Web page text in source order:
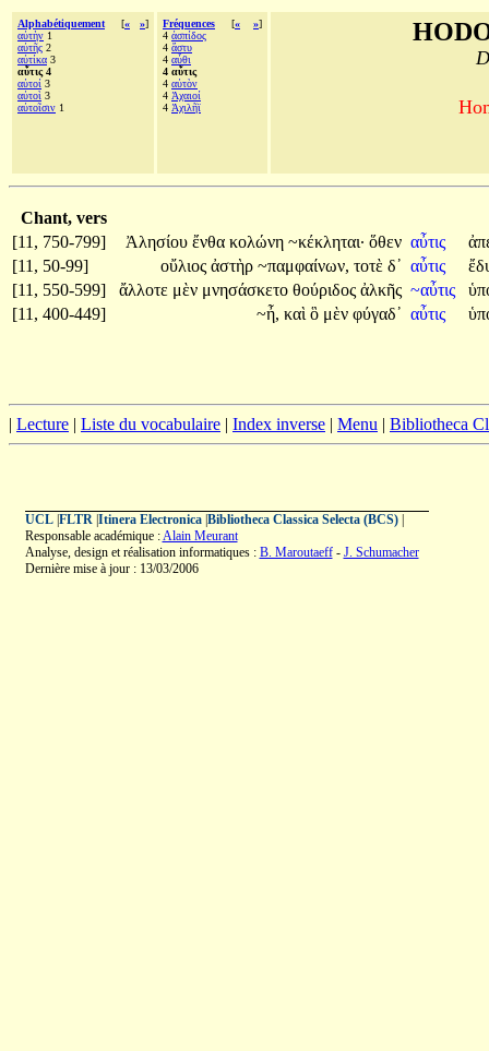
Alphabétiquement [« »]
αὐτὴν 1
αὐτῆς 2
αὐτίκα 3
αὖτις 4
αὐτοί 3
αὐτοὶ 3
αὐτοῖσιν 1
Fréquences [« »]
4 ἀσπίδος
4 ἄστυ
4 αὖθι
4 αὖτις
4 αὐτὸν
4 Ἀχαιοί
4 Ἀχιλῆϊ
Chant, vers
[11, 750-799]
Ἀλησίου ἔνθα κολώνη ~κέκληται· ὅθεν αὖτις
[11, 50-99]
οὔλιος ἀστὴρ ~παμφαίνων, τοτὲ δ᾽ αὖτις
[11, 550-599]
ἄλλοτε μὲν μνησάσκετο θούριδος ἀλκῆς ~αὖτις
[11, 400-449]
~ἦ, καὶ ὃ μὲν φύγαδ᾽ αὖτις
| Lecture | Liste du vocabulaire | Index inverse | Menu | Bibliotheca
UCL| FLTR| Itinera Electronica| Bibliotheca Classica Selecta (BCS)|
Responsable académique :Alain Meurant
Analyse, design et réalisation informatiques : B. Maroutaeff- J. Schumacher
Dernière mise à jour : 13/03/2006